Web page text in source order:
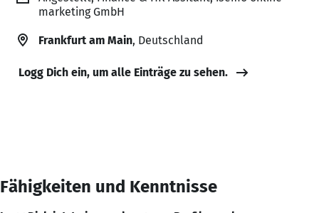
marketing GmbH
Frankfurt am Main, Deutschland
Logg Dich ein, um alle Einträge zu sehen.
Fähigkeiten und Kenntnisse